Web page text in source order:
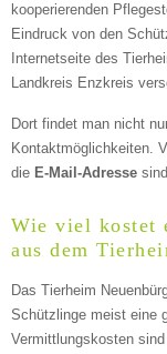
E-Mail-
kooperierenden
Eindruck von den
Internetseite des
Landkreis Enzkreis
Dort findet man nicht
Kontaktmöglichkeiten.
die E-Mail-Adresse
Wie viel kostet
aus dem
Das Tierheim
Schützlinge meist eine
Vermittlungskosten